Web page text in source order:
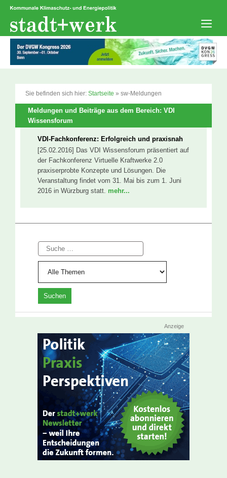
Zum
springen
Sie befinden sich hier: Startseite » sw-Meldungen
Meldungen und Beiträge aus dem Bereich: VDI
Wissensforum
VDI-Fachkonferenz: Erfolgreich und praxisnah
[25.02.2016] Das VDI Wissensforum präsentiert auf
der Fachkonferenz Virtuelle Kraftwerke 2.0
praxiserprobte Konzepte und Lösungen. Die
Veranstaltung findet vom 31. Mai bis zum 1. Juni
2016 in Würzburg statt. mehr...
Suche
Anzeige